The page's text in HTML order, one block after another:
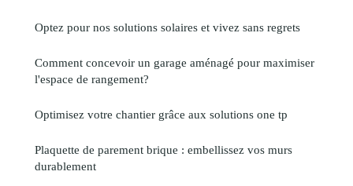
Optez pour nos solutions solaires et vivez sans regrets
Comment concevoir un garage aménagé pour maximiser
l'espace de rangement?
Optimisez votre chantier grâce aux solutions one tp
Plaquette de parement brique : embellissez vos murs
durablement